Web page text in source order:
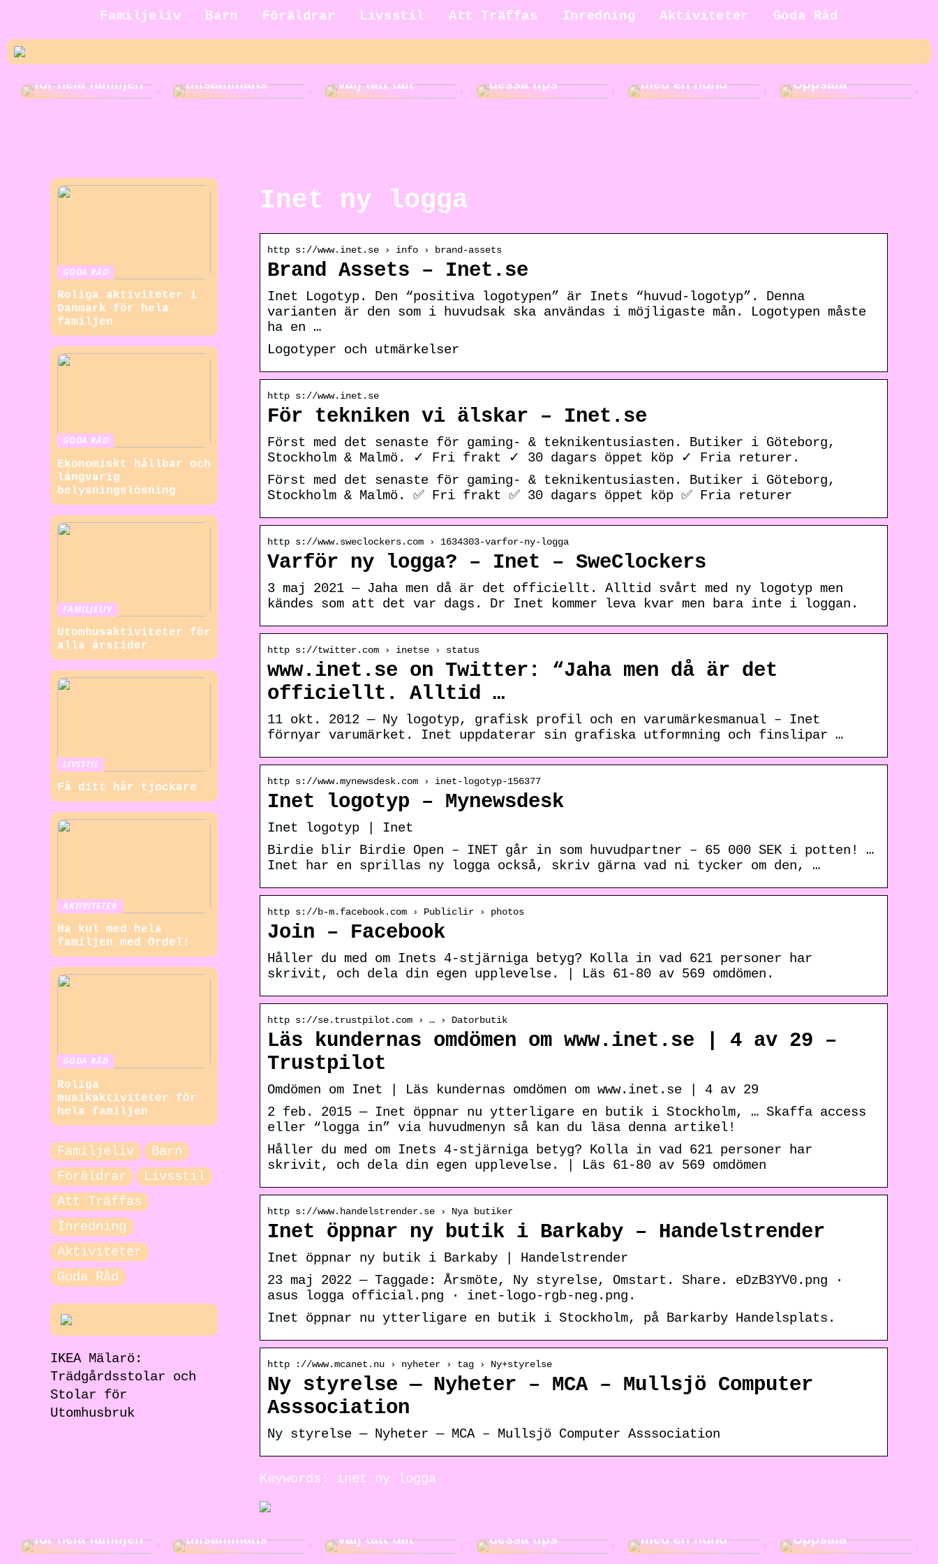
Familjeliv Barn Föräldrar Livsstil Att Träffas Inredning Aktiviteter Goda Råd
för hela familjen
Jakt för hela
rolig och
tillsammans
välj tätt tält
dessa tips
med en hund
Uppsala
Inet ny logga
http s://www.inet.se › info › brand-assets
Brand Assets – Inet.se
Inet Logotyp. Den “positiva logotypen” är Inets “huvud-logotyp”. Denna
varianten är den som i huvudsak ska användas i möjligaste mån. Logotypen måste
ha en …
Logotyper och utmärkelser
http s://www.inet.se
För tekniken vi älskar – Inet.se
Först med det senaste för gaming- & teknikentusiasten. Butiker i Göteborg,
Stockholm & Malmö. ✓ Fri frakt ✓ 30 dagars öppet köp ✓ Fria returer.
Först med det senaste för gaming- & teknikentusiasten. Butiker i Göteborg,
Stockholm & Malmö. ✅ Fri frakt ✅ 30 dagars öppet köp ✅ Fria returer
http s://www.sweclockers.com › 1634303-varfor-ny-logga
Varför ny logga? – Inet – SweClockers
3 maj 2021 — Jaha men då är det officiellt. Alltid svårt med ny logotyp men
kändes som att det var dags. Dr Inet kommer leva kvar men bara inte i loggan.
http s://twitter.com › inetse › status
www.inet.se on Twitter: “Jaha men då är det
officiellt. Alltid …
11 okt. 2012 — Ny logotyp, grafisk profil och en varumärkesmanual – Inet
förnyar varumärket. Inet uppdaterar sin grafiska utformning och finslipar …
http s://www.mynewsdesk.com › inet-logotyp-156377
Inet logotyp – Mynewsdesk
Inet logotyp | Inet
Birdie blir Birdie Open – INET går in som huvudpartner – 65 000 SEK i potten! …
Inet har en sprillas ny logga också, skriv gärna vad ni tycker om den, …
http s://b-m.facebook.com › Publiclir › photos
Join – Facebook
Håller du med om Inets 4-stjärniga betyg? Kolla in vad 621 personer har
skrivit, och dela din egen upplevelse. | Läs 61-80 av 569 omdömen.
http s://se.trustpilot.com › … › Datorbutik
Läs kundernas omdömen om www.inet.se | 4 av 29 –
Trustpilot
Omdömen om Inet | Läs kundernas omdömen om www.inet.se | 4 av 29
2 feb. 2015 — Inet öppnar nu ytterligare en butik i Stockholm, … Skaffa access
eller “logga in” via huvudmenyn så kan du läsa denna artikel!
Håller du med om Inets 4-stjärniga betyg? Kolla in vad 621 personer har
skrivit, och dela din egen upplevelse. | Läs 61-80 av 569 omdömen
http s://www.handelstrender.se › Nya butiker
Inet öppnar ny butik i Barkaby – Handelstrender
Inet öppnar ny butik i Barkaby | Handelstrender
23 maj 2022 — Taggade: Årsmöte, Ny styrelse, Omstart. Share. eDzB3YV0.png ·
asus logga official.png · inet-logo-rgb-neg.png.
Inet öppnar nu ytterligare en butik i Stockholm, på Barkarby Handelsplats.
http ://www.mcanet.nu › nyheter › tag › Ny+styrelse
Ny styrelse — Nyheter – MCA – Mullsjö Computer
Asssociation
Ny styrelse — Nyheter — MCA – Mullsjö Computer Asssociation
Keywords: inet ny logga
GODA RÅD
Roliga aktiviteter i
Danmark för hela
familjen
GODA RÅD
Ekonomiskt hållbar och
långvarig
belysningslösning
FAMILJELIV
Utomhusaktiviteter för
alla årstider
LIVSSTIL
Få ditt hår tjockare
AKTIVITETER
Ha kul med hela
familjen med Ordel!
GODA RÅD
Roliga
musikaktiviteter för
hela familjen
Familjeliv
Barn
Föräldrar
Livsstil
Att Träffas
Inredning
Aktiviteter
Goda Råd
IKEA Mälarö:
Trädgårdsstolar och
Stolar för
Utomhusbruk
för hela familjen
familjen: En
tillsammans
välj tätt tält
dessa tips
med en hund
Uppsala